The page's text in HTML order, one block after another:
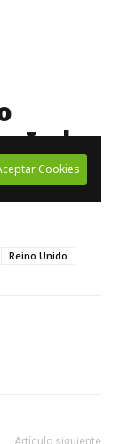
Reino Unido
Artículo siguiente